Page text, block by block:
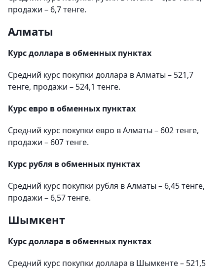
продажи – 6,7 тенге.
Алматы
Курс доллара в обменных пунктах
Средний курс покупки доллара в Алматы – 521,7
тенге, продажи – 524,1 тенге.
Курс евро в обменных пунктах
Средний курс покупки евро в Алматы – 602 тенге,
продажи – 607 тенге.
Курс рубля в обменных пунктах
Средний курс покупки рубля в Алматы – 6,45 тенге,
продажи – 6,57 тенге.
Шымкент
Курс доллара в обменных пунктах
Средний курс покупки доллара в Шымкенте – 521,5